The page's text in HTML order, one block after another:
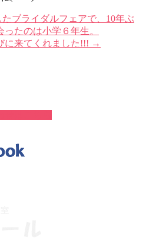
ブライダルフェアで、10年ぶ
たのは小学６年生。
に来てくれました!!! →